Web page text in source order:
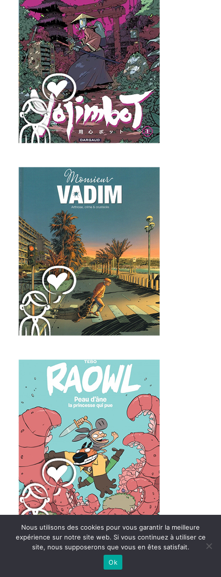
Nous utilisons des cookies pour vous garantir la meilleure
expérience sur notre site web. Si vous continuez à utiliser ce
site, nous supposerons que vous en êtes satisfait.
Ok